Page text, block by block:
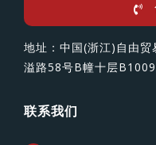
地址：中国(浙江)自由
溢路58号B幢十层
联系我们